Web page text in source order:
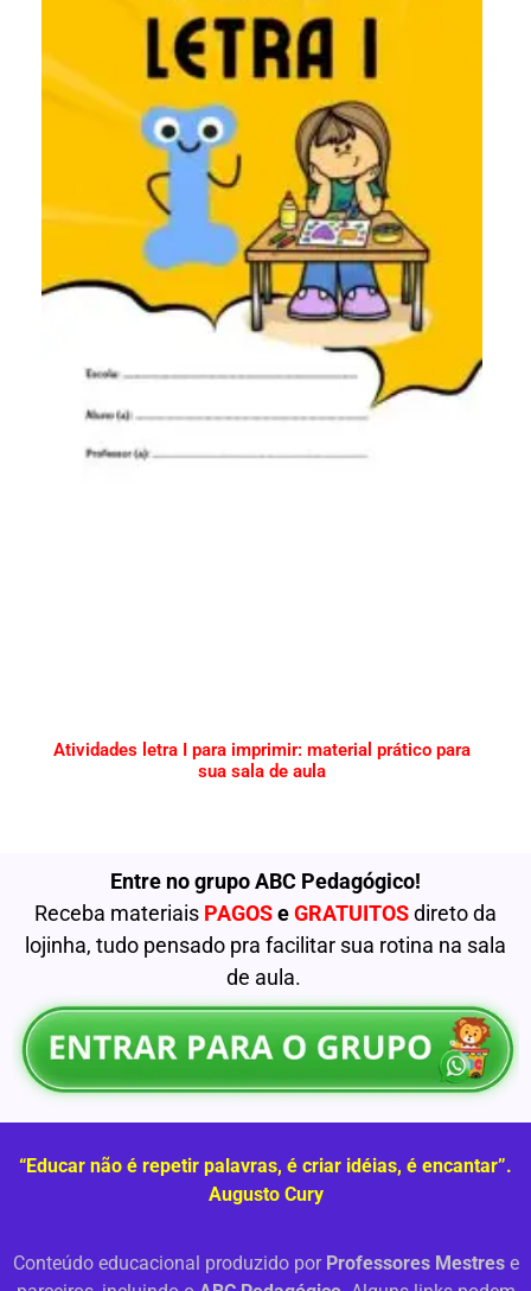
Atividades letra I para imprimir: material prático para
sua sala de aula
Entre no grupo ABC Pedagógico!
Receba materiais PAGOSeGRATUITOSdireto da
lojinha, tudo pensado pra facilitar sua rotina na sala
de aula.
“Educar não é repetir palavras, é criar idéias, é encantar”.
Augusto Cury
Conteúdo educacional produzido por Professores Mestrese